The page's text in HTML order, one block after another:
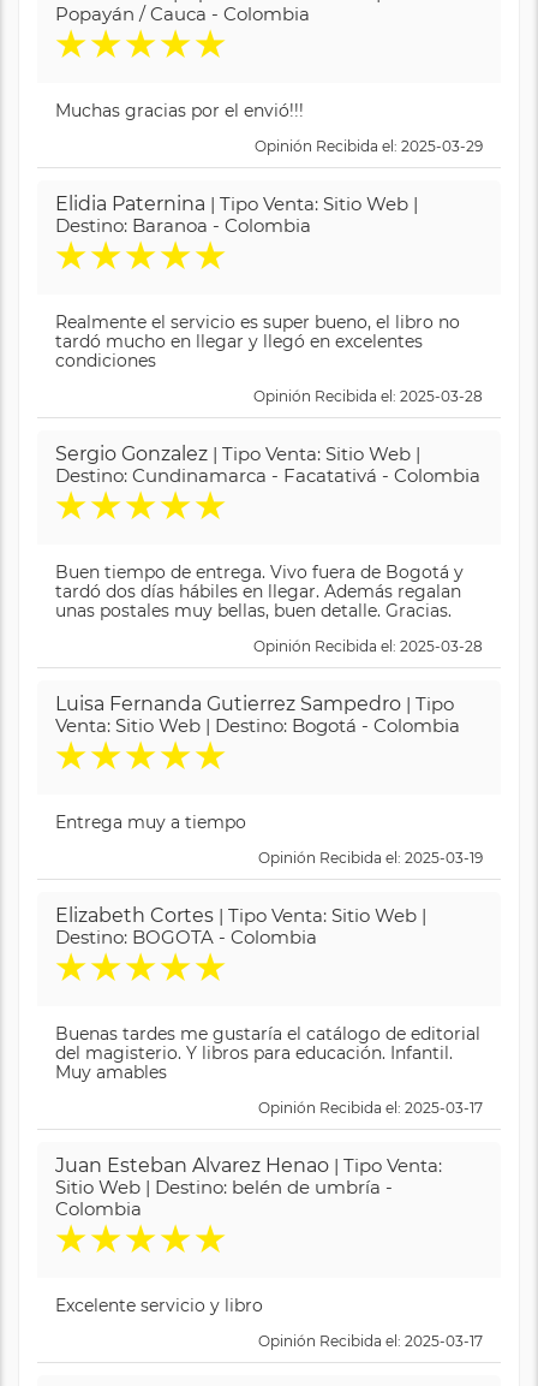
Popayán / Cauca - Colombia
★★★★★
Muchas gracias por el envió!!!
Opinión Recibida el: 2025-03-29
Elidia Paternina | Tipo Venta: Sitio Web |
Destino: Baranoa - Colombia
★★★★★
Realmente el servicio es super bueno, el libro no
tardó mucho en llegar y llegó en excelentes
condiciones
Opinión Recibida el: 2025-03-28
Sergio Gonzalez | Tipo Venta: Sitio Web |
Destino: Cundinamarca - Facatativá - Colombia
★★★★★
Buen tiempo de entrega. Vivo fuera de Bogotá y
tardó dos días hábiles en llegar. Además regalan
unas postales muy bellas, buen detalle. Gracias.
Opinión Recibida el: 2025-03-28
Luisa Fernanda Gutierrez Sampedro | Tipo
Venta: Sitio Web | Destino: Bogotá - Colombia
★★★★★
Entrega muy a tiempo
Opinión Recibida el: 2025-03-19
Elizabeth Cortes | Tipo Venta: Sitio Web |
Destino: BOGOTA - Colombia
★★★★★
Buenas tardes me gustaría el catálogo de editorial
del magisterio. Y libros para educación. Infantil.
Muy amables
Opinión Recibida el: 2025-03-17
Juan Esteban Alvarez Henao | Tipo Venta:
Sitio Web | Destino: belén de umbría -
Colombia
★★★★★
Excelente servicio y libro
Opinión Recibida el: 2025-03-17